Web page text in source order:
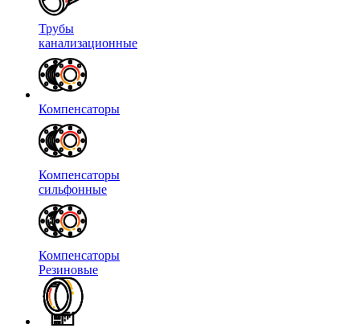
Трубы
канализационные
Компенсаторы
Компенсаторы
сильфонные
Компенсаторы
Резиновые